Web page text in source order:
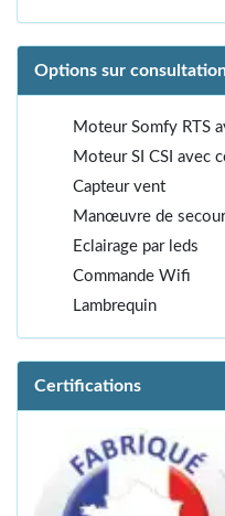
Options sur
Moteur Somfy RTS
Moteur SI CSI avec
Capteur vent
Manœuvre de
Eclairage par leds
Commande Wifi
Lambrequin
Certifications